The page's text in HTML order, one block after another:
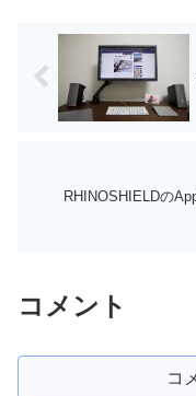
RHINOSHIELDの
コメント
コ